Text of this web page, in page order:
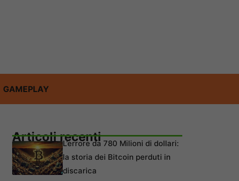
GAMEPLAY
Articoli recentiL’errore da 780 Milioni di dollari:
la storia dei Bitcoin perduti in
discarica